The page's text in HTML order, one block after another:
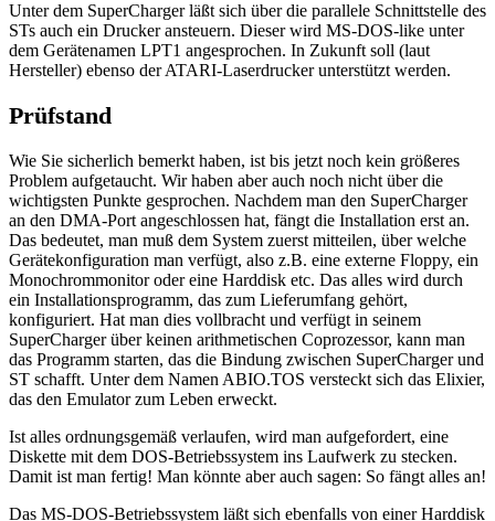
Unter dem SuperCharger läßt sich über die parallele Schnittstelle des
STs auch ein Drucker ansteuern. Dieser wird MS-DOS-like unter
dem Gerätenamen LPT1 angesprochen. In Zukunft soll (laut
Hersteller) ebenso der ATARI-Laserdrucker unterstützt werden.
Prüfstand
Wie Sie sicherlich bemerkt haben, ist bis jetzt noch kein größeres
Problem aufgetaucht. Wir haben aber auch noch nicht über die
wichtigsten Punkte gesprochen. Nachdem man den SuperCharger
an den DMA-Port angeschlossen hat, fängt die Installation erst an.
Das bedeutet, man muß dem System zuerst mitteilen, über welche
Gerätekonfiguration man verfügt, also z.B. eine externe Floppy, ein
Monochrommonitor oder eine Harddisk etc. Das alles wird durch
ein Installationsprogramm, das zum Lieferumfang gehört,
konfiguriert. Hat man dies vollbracht und verfügt in seinem
SuperCharger über keinen arithmetischen Coprozessor, kann man
das Programm starten, das die Bindung zwischen SuperCharger und
ST schafft. Unter dem Namen ABIO.TOS versteckt sich das Elixier,
das den Emulator zum Leben erweckt.
Ist alles ordnungsgemäß verlaufen, wird man aufgefordert, eine
Diskette mit dem DOS-Betriebssystem ins Laufwerk zu stecken.
Damit ist man fertig! Man könnte aber auch sagen: So fängt alles an!
Das MS-DOS-Betriebssystem läßt sich ebenfalls von einer Harddisk